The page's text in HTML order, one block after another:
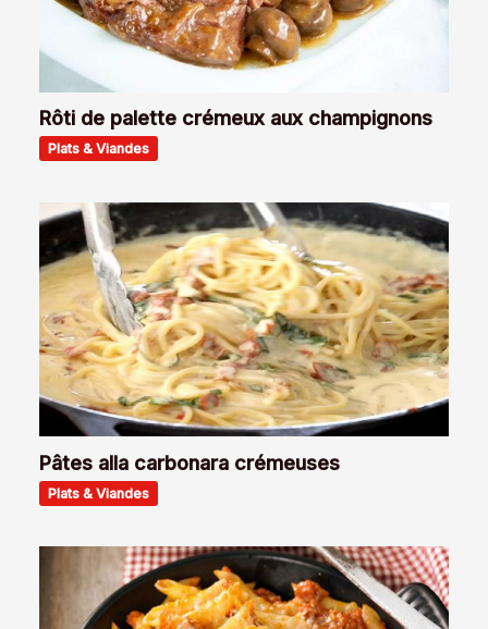
Rôti de palette crémeux aux champignons
Plats & Viandes
Pâtes alla carbonara crémeuses
Plats & Viandes